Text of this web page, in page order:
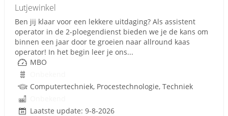
Lutjewinkel
Ben jij klaar voor een lekkere uitdaging? Als assistent
operator in de 2-ploegendienst bieden we je de kans om
binnen een jaar door te groeien naar allround kaas
operator! In het begin leer je ons...
MBO
Computertechniek, Procestechnologie, Techniek
Laatste update: 9-8-2026